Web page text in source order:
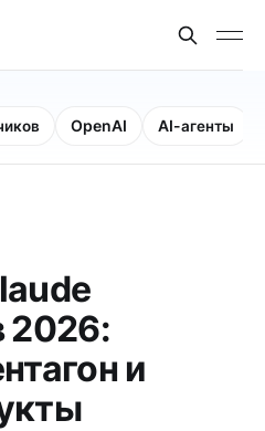
OpenAI AI-агенты
2026:
и